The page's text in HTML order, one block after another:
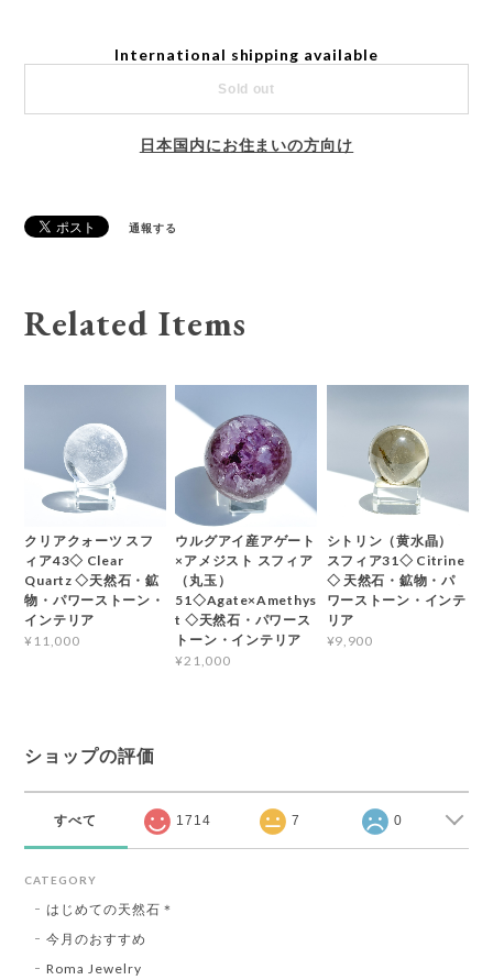
International shipping available
Sold out
日本国内にお住まいの方向け
通報する
Related Items
クリアクォーツ スフ
ィア43◇ Clear
Quartz ◇天然石・鉱
物・パワーストーン・
インテリア
¥11,000
ウルグアイ産アゲート
×アメジスト スフィア
（丸玉）
51◇Agate×Amethys
t ◇天然石・パワース
トーン・インテリア
¥21,000
シトリン（黄水晶）
スフィア31◇ Citrine
◇ 天然石・鉱物・パ
ワーストーン・インテ
リア
¥9,900
ショップの評価
すべて 1714 7 0
CATEGORY
はじめての天然石＊
今月のおすすめ
Roma Jewelry